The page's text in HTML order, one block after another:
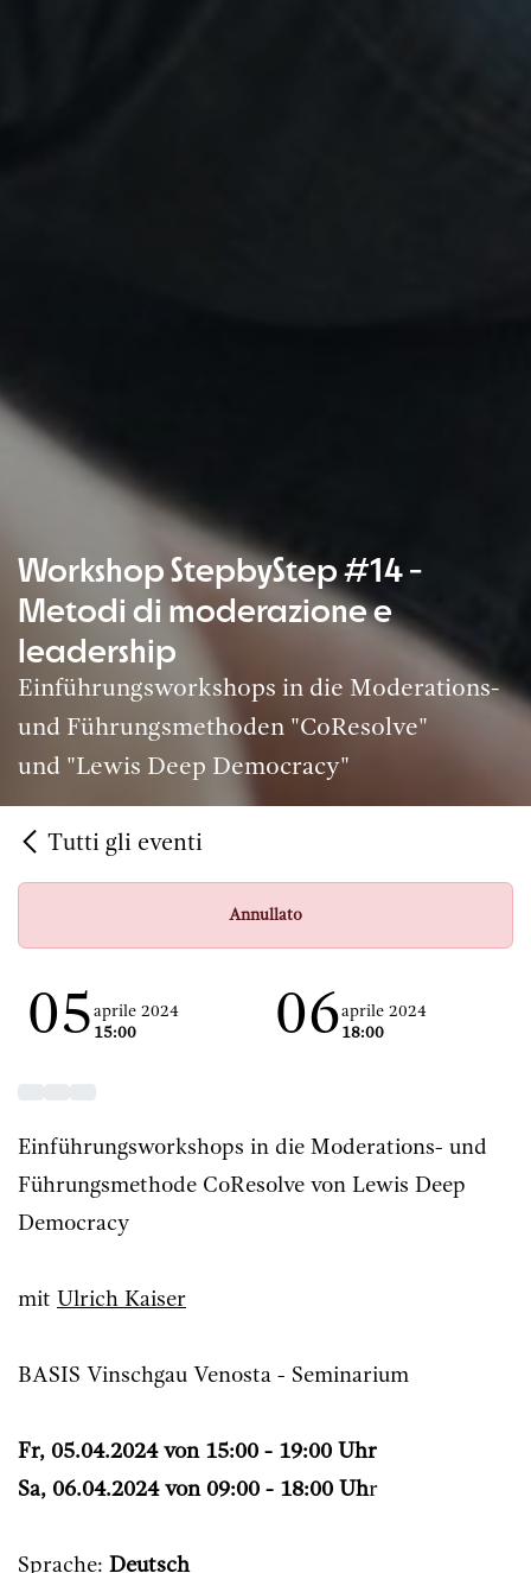
Workshop StepbyStep #14 -
Metodi di moderazione e
leadership
Einführungsworkshops in die Moderations-
und Führungsmethoden "CoResolve"
und "Lewis Deep Democracy"
Tutti gli eventi
Annullato
05 aprile 2024
15:00
06aprile 2024
18:00
Einführungsworkshops in die Moderations- und
Führungsmethode CoResolve von Lewis Deep
Democracy
mit Ulrich Kaiser
BASIS Vinschgau Venosta - Seminarium
Fr, 05.04.2024 von 15:00 - 19:00 Uhr
Sa, 06.04.2024 von 09:00 - 18:00 Uhr
Sprache: Deutsch